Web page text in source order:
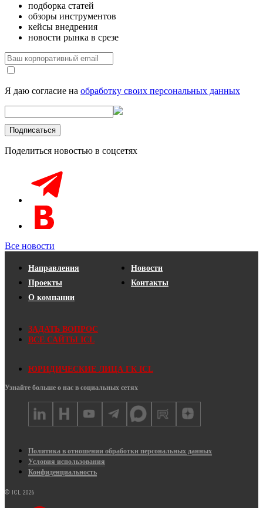
подборка статей
обзоры инструментов
кейсы внедрения
новости рынка в срезе
Я даю согласие на обработку своих персональных данных
Поделиться новостью в соцсетях
Все новости
Направления
Проекты
О компании
Новости
Контакты
ЗАДАТЬ ВОПРОС
ВСЕ САЙТЫ ICL
ЮРИДИЧЕСКИЕ ЛИЦА ГК ICL
Узнайте больше о нас в социальных сетях
Политика в отношении обработки персональных данных
Условия использования
Конфиденциальность
© ICL 2026